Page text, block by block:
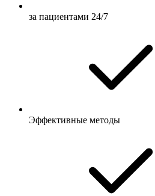
за пациентами 24/7
Эффективные методы